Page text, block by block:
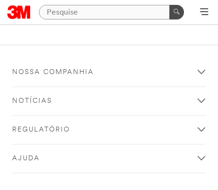
NOSSA COMPANHIA
NOTÍCIAS
REGULATÓRIO
AJUDA